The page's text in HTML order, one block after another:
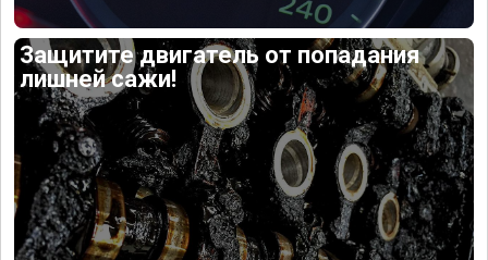
Защитите двигатель от попадания
лишней сажи!